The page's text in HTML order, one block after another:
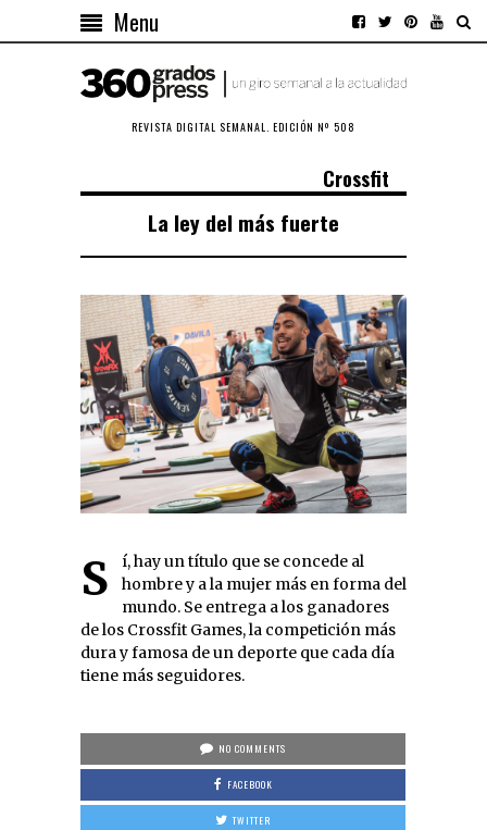
Menu
REVISTA DIGITAL SEMANAL. EDICIÓN Nº 508
Crossfit
La ley del más fuerte
Sí, hay un título que se concede al
hombre y a la mujer más en forma del
mundo. Se entrega a los ganadores
de los Crossfit Games, la competición más
dura y famosa de un deporte que cada día
tiene más seguidores.
NO COMMENTS
FACEBOOK
TWITTER